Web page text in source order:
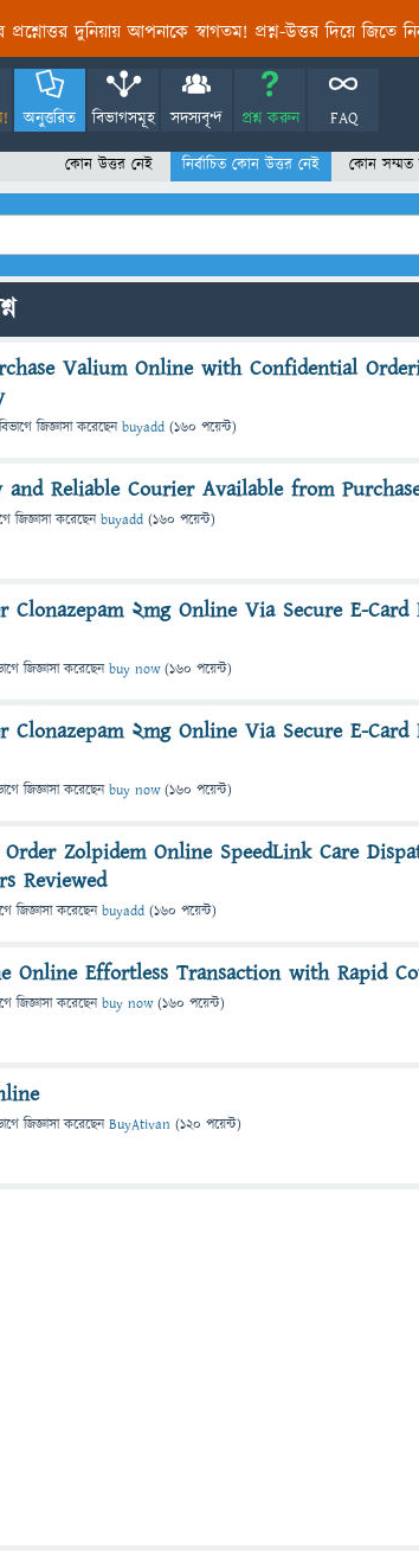
প্রশ্নোত্তর দুনিয়ায় আপনাকে স্বাগতম! প্রশ্ন-উত্তর দিয়ে জিতে
অনুত্তরিত বিভাগসমূহ সদস্যবৃন্দ প্রশ্ন করুন FAQ
কোন উত্তর নেই নির্বাচিত কোন উত্তর নেই কোন সম্মত
Valium Online with Confidential
জিজ্ঞাসাকরেছেনbuyadd (160 পয়েন্ট)
Reliable Courier Available from
জিজ্ঞাসাকরেছেনbuyadd (160 পয়েন্ট)
Clonazepam 2mg Online Via Secure E-Card
জিজ্ঞাসাকরেছেনbuy now (160 পয়েন্ট)
Clonazepam 2mg Online Via Secure E-Card
জিজ্ঞাসাকরেছেনbuy now (160 পয়েন্ট)
Zolpidem Online SpeedLink Care
Reviewed
জিজ্ঞাসাকরেছেনbuyadd (160 পয়েন্ট)
Online Effortless Transaction with Rapid
জিজ্ঞাসাকরেছেনbuy now (160 পয়েন্ট)
জিজ্ঞাসাকরেছেনBuyAtivan (120 পয়েন্ট)